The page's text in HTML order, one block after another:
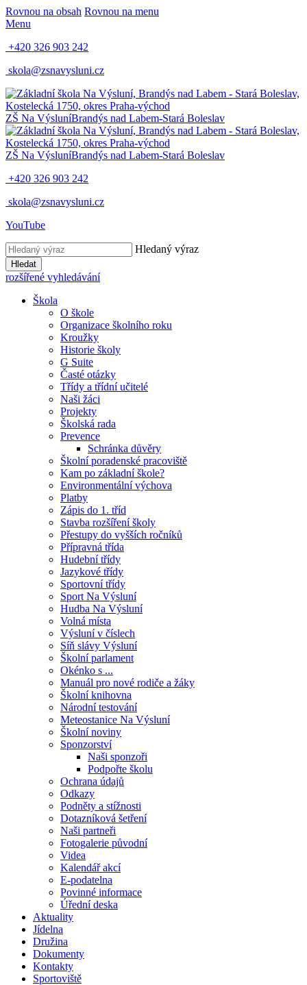
Rovnou na obsah Rovnou na menu
Menu
+420 326 903 242
skola@zsnavysluni.cz
ZŠ Na VýsluníBrandýs nad Labem-Stará Boleslav
ZŠ Na VýsluníBrandýs nad Labem-Stará Boleslav
+420 326 903 242
skola@zsnavysluni.cz
YouTube
Hledaný výraz
Hledat
rozšířené vyhledávání
Škola
O škole
Organizace školního roku
Kroužky
Historie školy
G Suite
Časté otázky
Třídy a třídní učitelé
Naši žáci
Projekty
Školská rada
Prevence
Schránka důvěry
Školní poradenské pracoviště
Kam po základní škole?
Environmentální výchova
Platby
Zápis do 1. tříd
Stavba rozšíření školy
Přestupy do vyšších ročníků
Přípravná třída
Hudební třídy
Jazykové třídy
Sportovní třídy
Sport Na Výsluní
Hudba Na Výsluní
Volná místa
Výsluní v číslech
Síň slávy Výsluní
Školní parlament
Okénko s ...
Manuál pro nové rodiče a žáky
Školní knihovna
Národní testování
Meteostanice Na Výsluní
Školní noviny
Sponzorství
Naši sponzoři
Podpořte školu
Ochrana údajů
Odkazy
Podněty a stížnosti
Dotazníková šetření
Naši partneři
Fotogalerie původní
Videa
Kalendář akcí
E-podatelna
Povinné informace
Úřední deska
Aktuality
Jídelna
Družina
Dokumenty
Kontakty
Sportoviště